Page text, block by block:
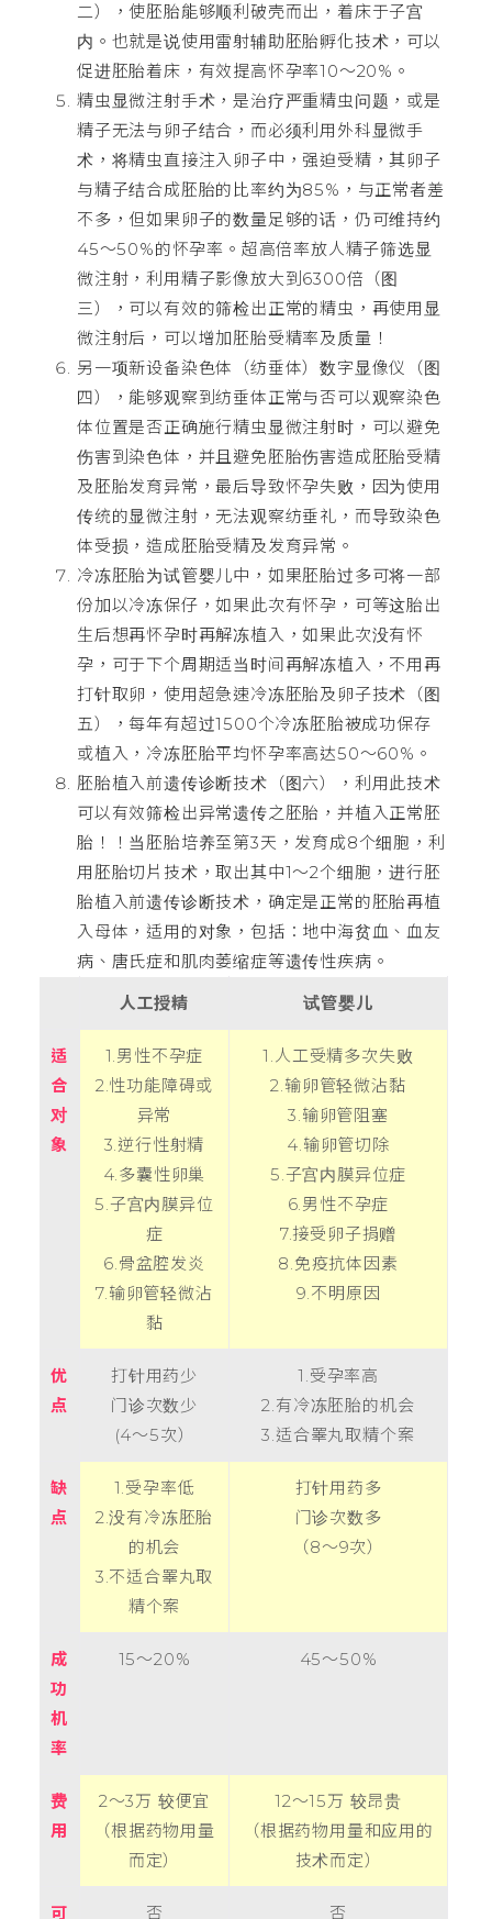
二），使胚胎能够顺利破壳而出，着床于子宫
内。也就是说使用雷射辅助胚胎孵化技术，可以
促进胚胎着床，有效提高怀孕率10～20%。
精虫显微注射手术，是治疗严重精虫问题，或是
精子无法与卵子结合，而必须利用外科显微手
术，将精虫直接注入卵子中，强迫受精，其卵子
与精子结合成胚胎的比率约为85%，与正常者差
不多，但如果卵子的数量足够的话，仍可维持约
45～50%的怀孕率。超高倍率放人精子筛选显
微注射，利用精子影像放大到6300倍（图
三），可以有效的筛检出正常的精虫，再使用显
微注射后，可以增加胚胎受精率及质量！
另一项新设备染色体（纺垂体）数字显像仪（图
四），能够观察到纺垂体正常与否可以观察染色
体位置是否正确施行精虫显微注射时，可以避免
伤害到染色体，并且避免胚胎伤害造成胚胎受精
及胚胎发育异常，最后导致怀孕失败，因为使用
传统的显微注射，无法观察纺垂礼，而导致染色
体受损，造成胚胎受精及发育异常。
冷冻胚胎为试管婴儿中，如果胚胎过多可将一部
份加以冷冻保仔，如果此次有怀孕，可等这胎出
生后想再怀孕时再解冻植入，如果此次没有怀
孕，可于下个周期适当时间再解冻植入，不用再
打针取卵，使用超急速冷冻胚胎及卵子技术（图
五），每年有超过1500个冷冻胚胎被成功保存
或植入，冷冻胚胎平均怀孕率高达50～60%。
胚胎植入前遗传诊断技术（图六），利用此技术
可以有效筛检出异常遗传之胚胎，并植入正常胚
胎！！当胚胎培养至第3天，发育成8个细胞，利
用胚胎切片技术，取出其中1～2个细胞，进行胚
胎植入前遗传诊断技术，确定是正常的胚胎再植
入母体，适用的对象，包括：地中海贫血、血友
病、唐氏症和肌肉萎缩症等遗传性疾病。
人工授精
试管婴儿
适
合
对
象
1.男性不孕症
2.性功能障碍或
异常
3.逆行性射精
4.多囊性卵巢
5.子宫内膜异位
症
6.骨盆腔发炎
7.输卵管轻微沾
黏
1.人工受精多次失败
2.输卵管轻微沾黏
3.输卵管阻塞
4.输卵管切除
5.子宫内膜异位症
6.男性不孕症
7.接受卵子捐赠
8.免疫抗体因素
9.不明原因
优
点
打针用药少
门诊次数少
(4～5次）
1.受孕率高
2.有冷冻胚胎的机会
3.适合睪丸取精个案
缺
点
1.受孕率低
2.没有冷冻胚胎
的机会
3.不适合睪丸取
精个案
打针用药多
门诊次数多
（8～9次）
成
功
机
率
15～20% 45～50%
费
用
2～3万 较便宜
（根据药物用量
而定）
12～15万 较昂贵
（根据药物用量和应用的
技术而定）
可
否 否